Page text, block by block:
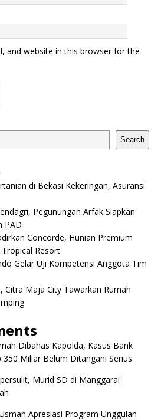
and website in this browser for the
Search
di Bekasi Kekeringan, Asuransi
Pegunungan Arfak Siapkan
PAD
Concorde, Hunian Premium
Resort
Gelar Uji Kompetensi Anggota Tim
Citra Maja City Tawarkan Rumah
Dibahas Kapolda, Kasus Bank
Miliar Belum Ditangani Serius
Murid SD di Manggarai
Apresiasi Program Unggulan